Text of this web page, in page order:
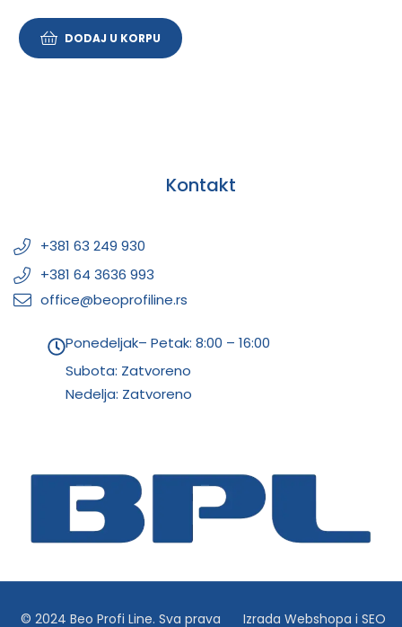
DODAJ U KORPU
Kontakt
+381 63 249 930
+381 64 3636 993
office@beoprofiline.rs
Ponedeljak– Petak: 8:00 – 16:00
Subota: Zatvoreno
Nedelja: Zatvoreno
© 2024 Beo Profi Line. Sva prava Izrada Webshopa iSEO